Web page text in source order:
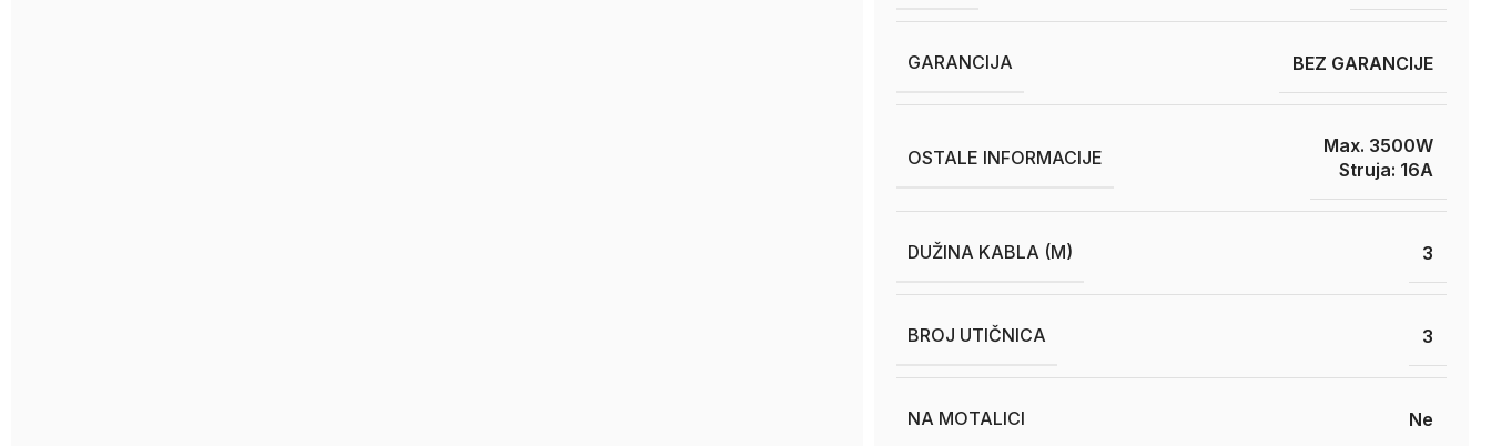
GARANCIJA BEZ GARANCIJE
OSTALE INFORMACIJE
Max. 3500W
Struja: 16A
DUŽINA KABLA (M) 3
BROJ UTIČNICA 3
NA MOTALICI Ne